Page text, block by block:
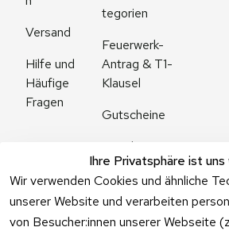
Ihre Privatsphäre ist
Wir verwenden Cookies und ähnliche
unserer Website und verarbeiten
von Besucher:innen unserer Webseite
Versand
Hilfe und
Häufige
Fragen
tegorien
Feuerwerk-
Antrag & T1-
Klausel
Gutscheine
Angebote
Feuerwerk
Online kaufen